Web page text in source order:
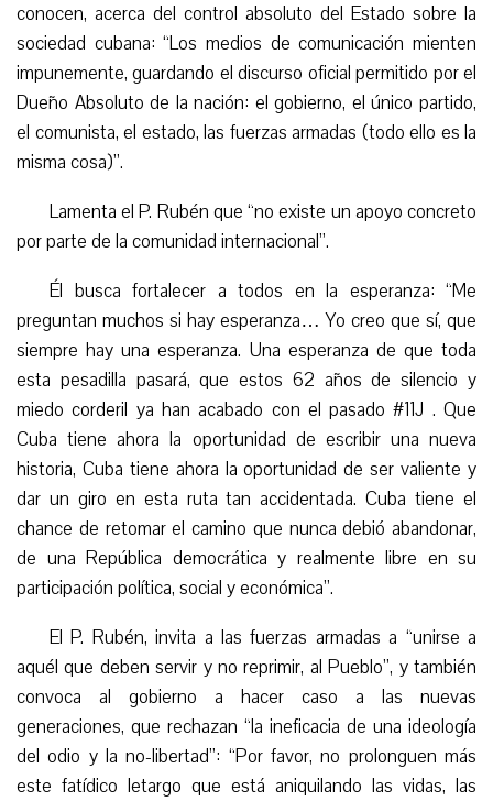
conocen, acerca del control absoluto del Estado sobre la
sociedad cubana: “Los medios de comunicación mienten
impunemente, guardando el discurso oficial permitido por el
Dueño Absoluto de la nación: el gobierno, el único partido,
el comunista, el estado, las fuerzas armadas (todo ello es la
misma cosa)”.
Lamenta el P. Rubén que “no existe un apoyo concreto
por parte de la comunidad internacional”.
Él busca fortalecer a todos en la esperanza: “Me
preguntan muchos si hay esperanza… Yo creo que sí, que
siempre hay una esperanza. Una esperanza de que toda
esta pesadilla pasará, que estos 62 años de silencio y
miedo corderil ya han acabado con el pasado #11J . Que
Cuba tiene ahora la oportunidad de escribir una nueva
historia, Cuba tiene ahora la oportunidad de ser valiente y
dar un giro en esta ruta tan accidentada. Cuba tiene el
chance de retomar el camino que nunca debió abandonar,
de una República democrática y realmente libre en su
participación política, social y económica”.
El P. Rubén, invita a las fuerzas armadas a “unirse a
aquél que deben servir y no reprimir, al Pueblo”, y también
convoca al gobierno a hacer caso a las nuevas
generaciones, que rechazan “la ineficacia de una ideología
del odio y la no-libertad”: “Por favor, no prolonguen más
este fatídico letargo que está aniquilando las vidas, las